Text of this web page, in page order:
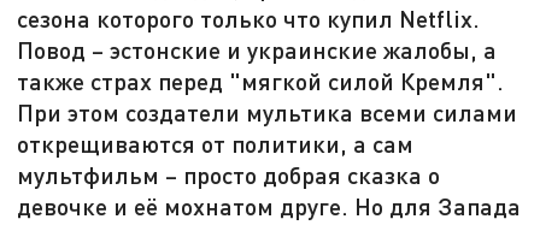
сезона которого только что купил Netflix.
Повод – эстонские и украинские жалобы, а
также страх перед "мягкой силой Кремля".
При этом создатели мультика всеми силами
открещиваются от политики, а сам
мультфильм – просто добрая сказка о
девочке и её мохнатом друге. Но для Запада